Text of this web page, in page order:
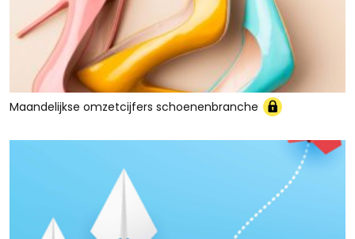
Maandelijkse omzetcijfers schoenenbranche